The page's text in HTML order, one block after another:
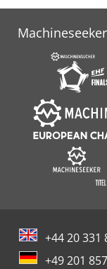
+44 20 331
+49 201